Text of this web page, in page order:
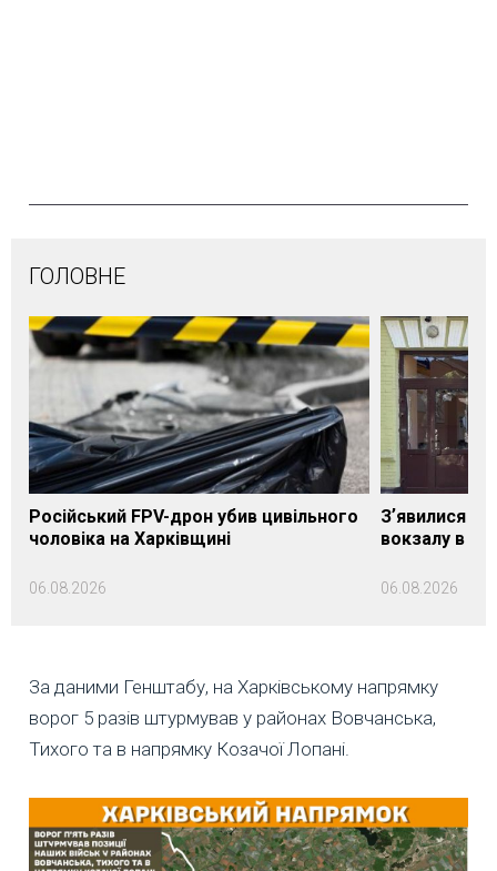
ГОЛОВНЕ
Російський FPV-дрон убив цивільного
чоловіка на Харківщині
06.08.2026
Зʼявилися
вокзалу в
06.08.2026
За даними Генштабу, на Харківському напрямку
ворог 5 разів штурмував у районах Вовчанська,
Тихого та в напрямку Козачої Лопані.